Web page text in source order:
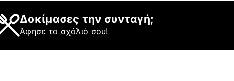
Δοκίμασες την συνταγή;
Άφησε το σχόλιό σου!